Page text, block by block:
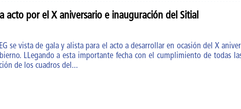
acto por el X aniversario e inauguración del Sitial
se vista de gala y alista para el acto a desarrollar en ocasión del X
LLegando a esta importante fecha con el cumplimiento de todas
de los cuadros del...